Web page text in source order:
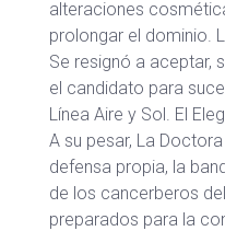
alteraciones
prolongar el dominio.
Se resignó a aceptar,
el candidato para
Línea Aire y Sol. El
A su pesar, La
defensa propia, la
de los cancerberos
preparados para la